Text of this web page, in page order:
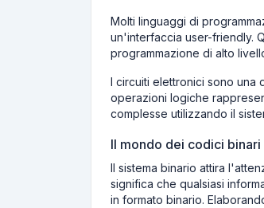
Molti linguaggi di
un'interfaccia user-friendly.
programmazione di alto
I circuiti elettronici sono una
operazioni logiche
complesse utilizzando il
Il mondo dei codici binari
Il sistema binario attira
significa che qualsiasi
in formato binario.